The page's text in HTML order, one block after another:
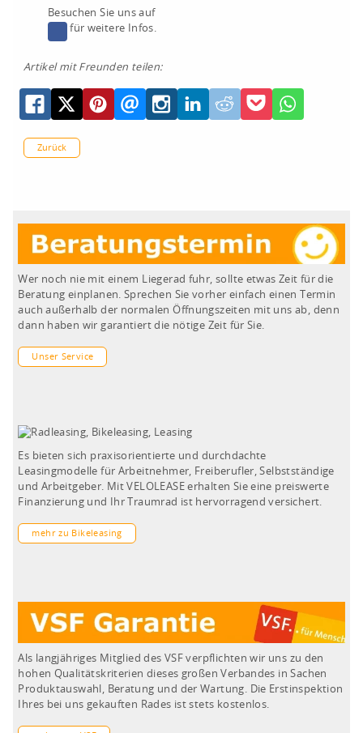
Besuchen Sie uns auf
für weitere Infos.
Artikel mit Freunden teilen:
Zurück
Wer noch nie mit einem Liegerad fuhr, sollte etwas Zeit für die
Beratung einplanen. Sprechen Sie vorher einfach einen Termin
auch außerhalb der normalen Öffnungszeiten mit uns ab, denn
dann haben wir garantiert die nötige Zeit für Sie.
Unser Service
Es bieten sich praxisorientierte und durchdachte
Leasingmodelle für Arbeitnehmer, Freiberufler, Selbstständige
und Arbeitgeber. Mit VELOLEASE erhalten Sie eine preiswerte
Finanzierung und Ihr Traumrad ist hervorragend versichert.
mehr zu Bikeleasing
Als langjähriges Mitglied des VSF verpflichten wir uns zu den
hohen Qualitätskriterien dieses großen Verbandes in Sachen
Produktauswahl, Beratung und der Wartung. Die Erstinspektion
Ihres bei uns gekauften Rades ist stets kostenlos.